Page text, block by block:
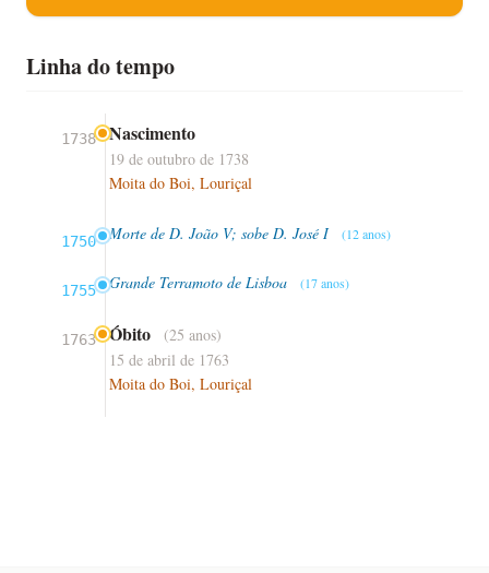
Linha do tempo
1738 Nascimento
19 de outubro de 1738
Moita do Boi, Louriçal
1750 Morte de D. João V; sobe D. José I (12 anos)
1755 Grande Terramoto de Lisboa (17 anos)
1763 Óbito
(25 anos)
15 de abril de 1763
Moita do Boi, Louriçal